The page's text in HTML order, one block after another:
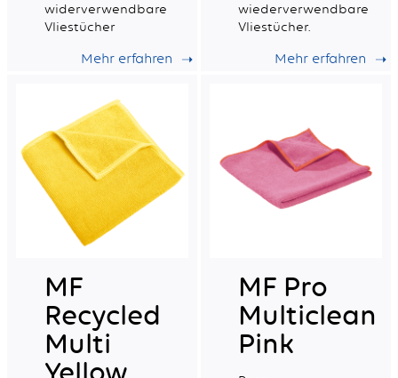
widerverwendbare
Vliestücher
Mehr erfahren
wiederverwendbare
Vliestücher.
Mehr erfahren
MF
Recycled
Multi
MF Pro
Multiclean
Pink